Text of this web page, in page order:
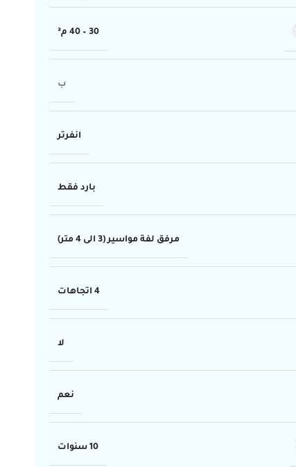
30 – 40 م²
ب
انفرتر
بارد فقط
مرفق لفة مواسير (3 الى 4 متر)
4 اتجاهات
لا
نعم
10 سنوات